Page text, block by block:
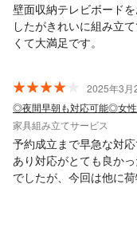
壁面収納テレビボード
したがきれいに組み立
くて大満足です。
2025年3月
家具組み立てサービス
予約成立まで早急な対
あり対応がとても良か
でしたが、今回は他に